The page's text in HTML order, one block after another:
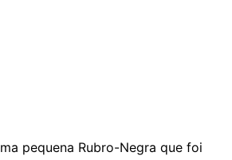
pequena Rubro-Negra que foi